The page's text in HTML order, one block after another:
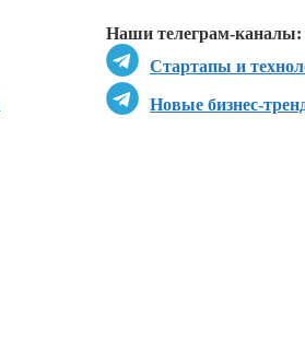
Наши телеграм-каналы:
Стартапы и
Новые бизнес-